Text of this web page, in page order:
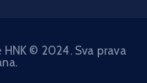
© 2024. Sva prava